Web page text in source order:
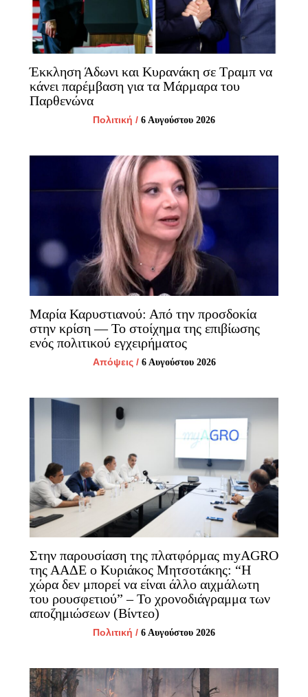
Έκκληση Άδωνι και Κυρανάκη σε Τραμπ να
κάνει παρέμβαση για τα Μάρμαρα του
Παρθενώνα
Πολιτική / 6 Αυγούστου 2026
Μαρία Καρυστιανού: Από την προσδοκία
στην κρίση — Το στοίχημα της επιβίωσης
ενός πολιτικού εγχειρήματος
Απόψεις/ 6 Αυγούστου 2026
Στην παρουσίαση της πλατφόρμας myAGRO
της ΑΑΔΕ ο Κυριάκος Μητσοτάκης: “Η
χώρα δεν μπορεί να είναι άλλο αιχμάλωτη
του ρουσφετιού” – Το χρονοδιάγραμμα των
αποζημιώσεων (Βίντεο)
Πολιτική / 6 Αυγούστου 2026